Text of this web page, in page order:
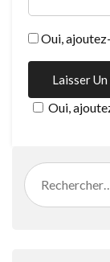
Oui,
Oui,
Rechercher :